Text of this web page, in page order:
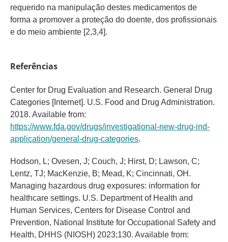
requerido na manipulação destes medicamentos de
forma a promover a proteção do doente, dos profissionais
e do meio ambiente [2,3,4].
Referências
Center for Drug Evaluation and Research. General Drug
Categories [Internet]. U.S. Food and Drug Administration.
2018. Available from:
https://www.fda.gov/drugs/investigational-new-drug-ind-
application/general-drug-categories.
Hodson, L; Ovesen, J; Couch, J; Hirst, D; Lawson, C;
Lentz, TJ; MacKenzie, B; Mead, K; Cincinnati, OH.
Managing hazardous drug exposures: information for
healthcare settings. U.S. Department of Health and
Human Services, Centers for Disease Control and
Prevention, National Institute for Occupational Safety and
Health, DHHS (NIOSH) 2023;130. Available from: